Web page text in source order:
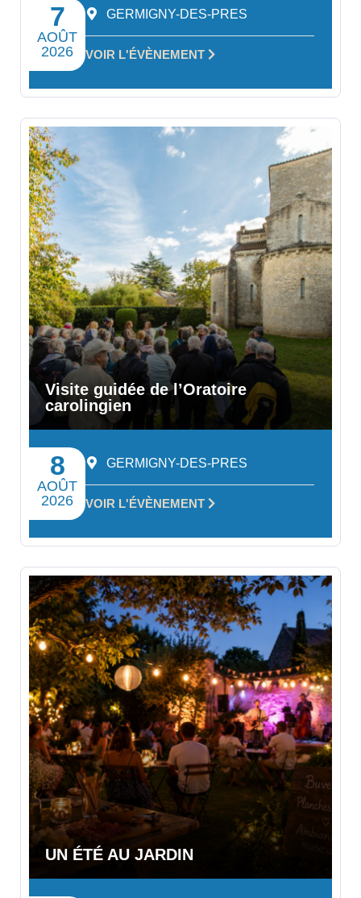
7
AOÛT
2026
GERMIGNY-DES-PRES
VOIR L'ÉVÈNEMENT
Visite guidée de l’Oratoire
carolingien
8
AOÛT
2026
GERMIGNY-DES-PRES
VOIR L'ÉVÈNEMENT
UN ÉTÉ AU JARDIN